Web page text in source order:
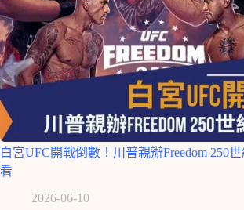
白宮UFC開戰倒數！川普親辦Freedom 250
看
2026-06-10